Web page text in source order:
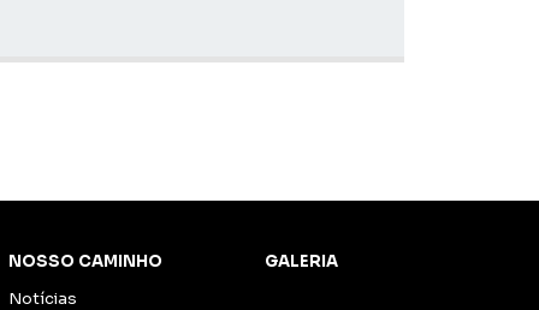
NOSSO CAMINHO
Notícias
GALERIA